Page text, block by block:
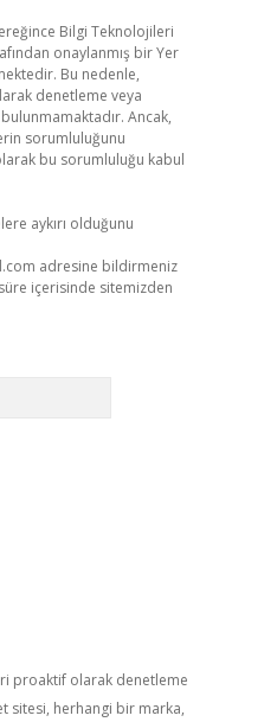
Bilgi Teknolojileri
onaylanmış bir Yer
Bu nedenle,
denetleme veya
Ancak,
sorumluluğunu
bu sorumluluğu kabul
aykırı olduğunu
adresine bildirmeniz
içerisinde sitemizden
proaktif olarak denetleme
sitesi, herhangi bir marka,